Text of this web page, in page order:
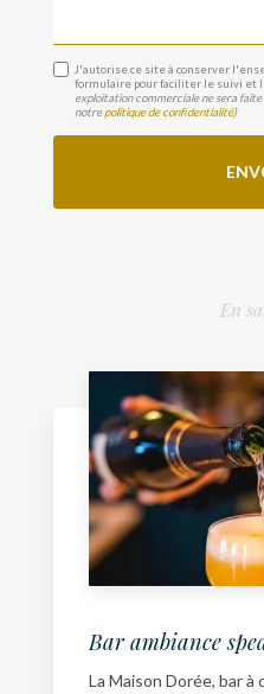
J'autorise ce site à conserver
formulaire pour faciliter le suivi et
exploitation commerciale ne sera faite
notrepolitique de confidentialité)
En
Bar ambiance
La Maison Dorée, bar à